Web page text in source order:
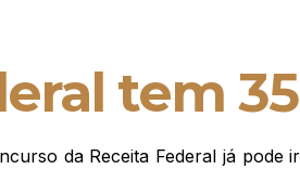
tem
da Receita Federal já